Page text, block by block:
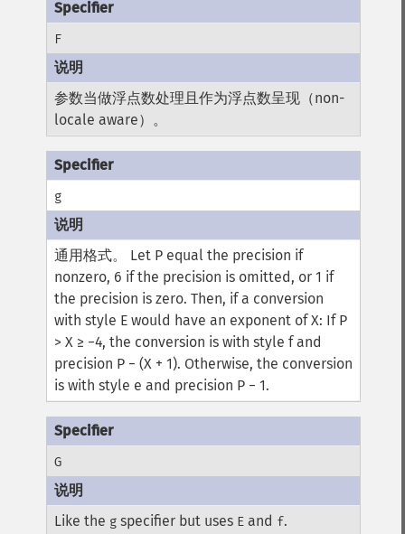
F
参数当做浮点数处理且作为浮点数呈现（non-
locale aware）。
g
通用格式。 Let P equal the precision if
nonzero, 6 if the precision is omitted, or 1 if
the precision is zero. Then, if a conversion
with style E would have an exponent of X: If P
> X ≥ −4, the conversion is with style f and
precision P − (X + 1). Otherwise, the conversion
is with style e and precision P − 1.
G
Like the g specifier but uses E and f.